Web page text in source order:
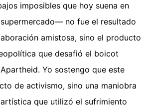
imposibles que hoy suena en
no fue el resultado
amistosa, sino el producto
que desafió el boicot
Yo sostengo que este
de activismo, sino una maniobra
que utilizó el sufrimiento